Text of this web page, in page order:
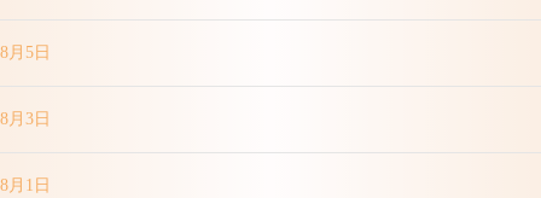
8月5日
8月3日
8月1日